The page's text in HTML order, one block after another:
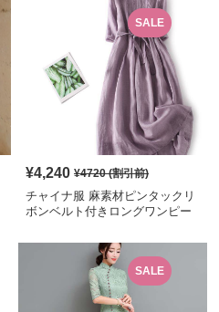
SALE
¥4,240 ¥4720(割引前)
チャイナ服 麻素材ピンタックリ
ボンベルト付きロングワンピー
SALE